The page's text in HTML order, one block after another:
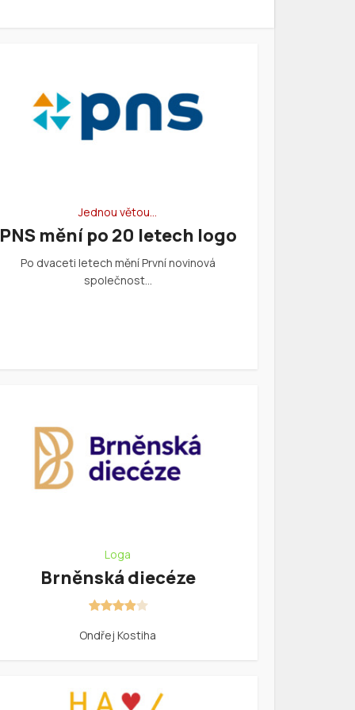
Jednou větou…
mění po 20 letech logo
Po dvaceti letech mění První novinová
společnost…
Loga
Brněnská diecéze
Ondřej Kostiha